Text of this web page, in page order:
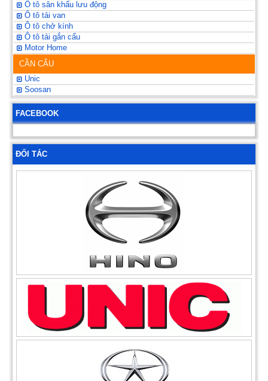
Ô tô sân khấu lưu động
Ô tô tải van
Ô tô chở kính
Ô tô tải gắn cẩu
Motor Home
CẦN CẨU
Unic
Soosan
FACEBOOK
ĐỐI TÁC